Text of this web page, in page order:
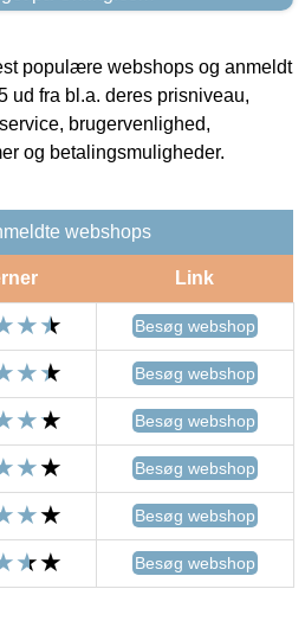
populære webshops og anmeldt
ud fra bl.a. deres prisniveau,
brugervenlighed,
og betalingsmuligheder.
webshops
Link
Besøg webshop
Besøg webshop
Besøg webshop
Besøg webshop
Besøg webshop
Besøg webshop